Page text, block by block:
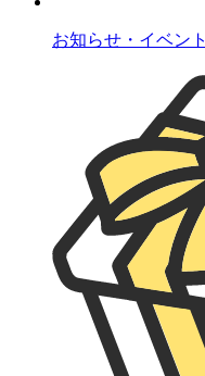
お知らせ・イベント